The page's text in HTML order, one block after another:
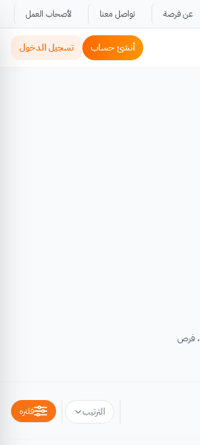
عن فرصة تواصل معنا لأصحاب العمل
أنشئ حساب تسجيل الدخول
فرص
الترتيب فلتره